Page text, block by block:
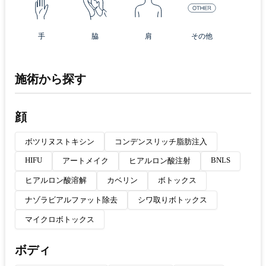
手 脇 肩 その他
施術から探す
顔
ボツリヌストキシン コンデンスリッチ脂肪注入
HIFU アートメイク ヒアルロン酸注射 BNLS
ヒアルロン酸溶解 カベリン ボトックス
ナゾラビアルファット除去 シワ取りボトックス
マイクロボトックス
ボディ